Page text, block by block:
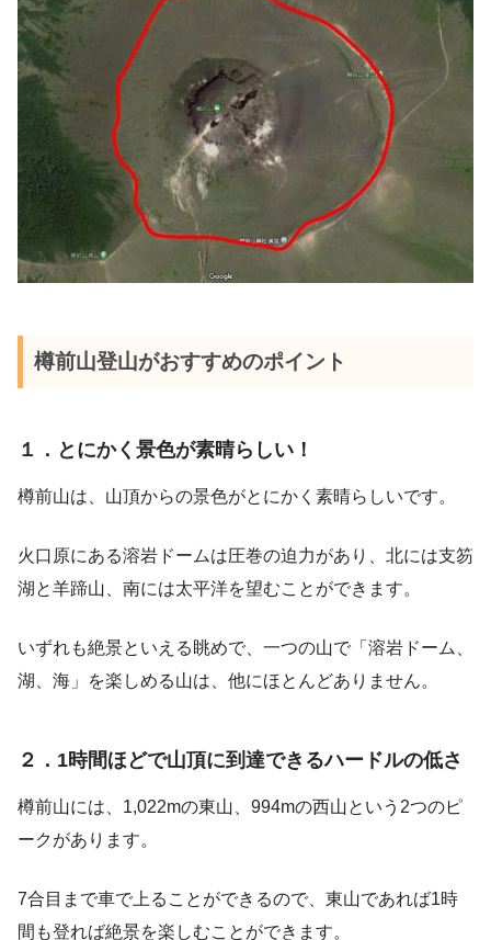
樽前山登山がおすすめのポイント
１．とにかく景色が素晴らしい！
樽前山は、山頂からの景色がとにかく素晴らしいです。
火口原にある溶岩ドームは圧巻の迫力があり、北には支笏
湖と羊蹄山、南には太平洋を望むことができます。
いずれも絶景といえる眺めで、一つの山で「溶岩ドーム、
湖、海」を楽しめる山は、他にほとんどありません。
２．1時間ほどで山頂に到達できるハードルの低さ
樽前山には、1,022mの東山、994mの西山という2つのピ
ークがあります。
7合目まで車で上ることができるので、東山であれば1時
間も登れば絶景を楽しむことができます。